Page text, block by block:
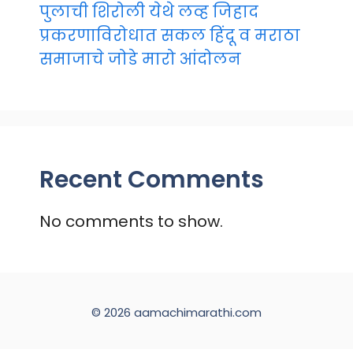
पुलाची शिरोली येथे लव्ह जिहाद
प्रकरणाविरोधात सकल हिंदू व मराठा
समाजाचे जोडे मारो आंदोलन
Recent Comments
No comments to show.
© 2026 aamachimarathi.com